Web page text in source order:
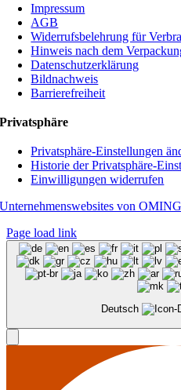
Impressum
AGB
Widerrufsbelehrung für
Hinweis nach dem
Datenschutzerklärung
Bildnachweis
Barrierefreiheit
Privatsphäre
Privatsphäre-Einstellungen
Historie der Privatsphäre-
Einwilligungen widerrufen
Unternehmenswebsites von
Page load link
Deutsch